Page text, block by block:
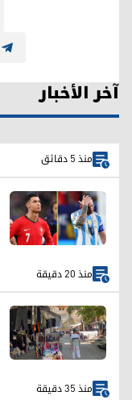
آخر الأخبار
منذ 5 دقائق
منذ 20 دقيقة
منذ 35 دقيقة